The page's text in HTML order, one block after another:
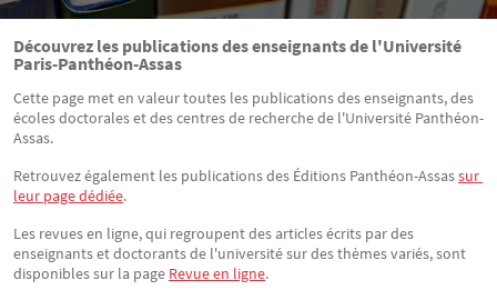
Découvrez les publications des enseignants de l'Université
Paris-Panthéon-Assas
Cette page met en valeur toutes les publications des enseignants, des
écoles doctorales et des centres de recherche de l'Université Panthéon-
Assas.
Retrouvez également les publications des Éditions Panthéon-Assassur
leur page dédiée.
Les revues en ligne, qui regroupent des articles écrits par des
enseignants et doctorants de l'université sur des thèmes variés, sont
disponibles sur la page Revue en ligne.